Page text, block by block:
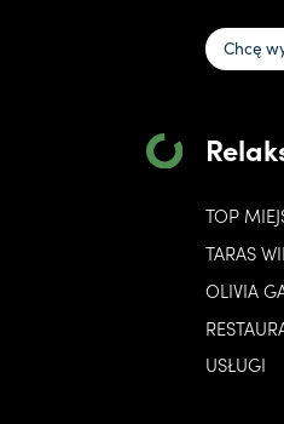
Chcę
TOP
TARAS
OLIVIA
USŁUGI